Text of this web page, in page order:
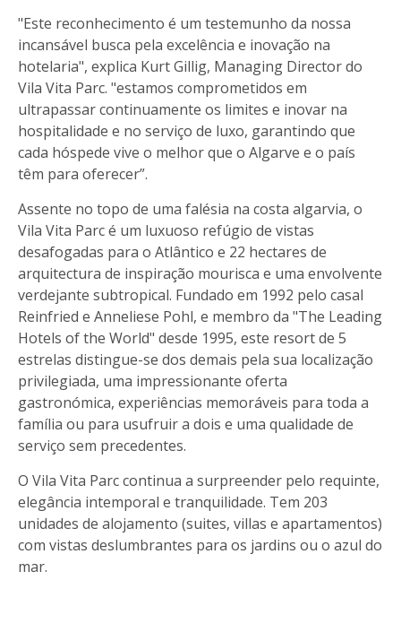
"Este reconhecimento é um testemunho da nossa
incansável busca pela excelência e inovação na
hotelaria", explica Kurt Gillig, Managing Director do
Vila Vita Parc. "estamos comprometidos em
ultrapassar continuamente os limites e inovar na
hospitalidade e no serviço de luxo, garantindo que
cada hóspede vive o melhor que o Algarve e o país
têm para oferecer”.
Assente no topo de uma falésia na costa algarvia, o
Vila Vita Parc é um luxuoso refúgio de vistas
desafogadas para o Atlântico e 22 hectares de
arquitectura de inspiração mourisca e uma envolvente
verdejante subtropical. Fundado em 1992 pelo casal
Reinfried e Anneliese Pohl, e membro da "The Leading
Hotels of the World" desde 1995, este resort de 5
estrelas distingue-se dos demais pela sua localização
privilegiada, uma impressionante oferta
gastronómica, experiências memoráveis para toda a
família ou para usufruir a dois e uma qualidade de
serviço sem precedentes.
O Vila Vita Parc continua a surpreender pelo requinte,
elegância intemporal e tranquilidade. Tem 203
unidades de alojamento (suites, villas e apartamentos)
com vistas deslumbrantes para os jardins ou o azul do
mar.